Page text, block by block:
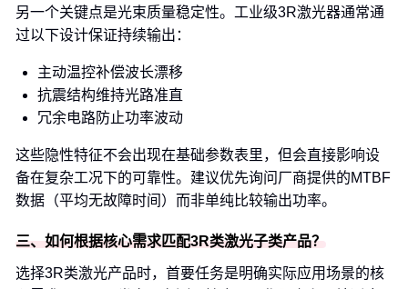
另一个关键点是光束质量稳定性。工业级3R激光器通常通
过以下设计保证持续输出：
主动温控补偿波长漂移
抗震结构维持光路准直
冗余电路防止功率波动
这些隐性特征不会出现在基础参数表里，但会直接影响设
备在复杂工况下的可靠性。建议优先询问厂商提供的MTBF
数据（平均无故障时间）而非单纯比较输出功率。
三、如何根据核心需求匹配3R类激光子类产品？
选择3R类激光产品时，首要任务是明确实际应用场景的核